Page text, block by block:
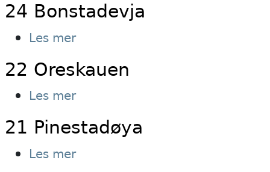
Båtplassen
24 Bonstadevja
Les merom
Bonstadevja
22 Oreskauen
Les merom
Oreskauen
21 Pinestadøya
Les merom